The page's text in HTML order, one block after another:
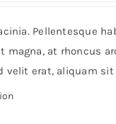
Pellentesque
magna, at rhoncus
velit erat, aliquam